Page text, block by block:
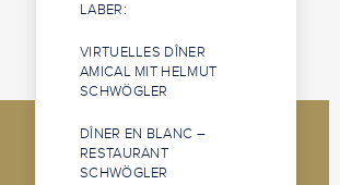
ABER:
VIRTUELLES DÎNER
AMICAL MIT HELMUT
SCHWÖGLER
DÎNER EN BLANC –
RESTAURANT
SCHWÖGLER
2026 Jeunes
2026 Jeunes